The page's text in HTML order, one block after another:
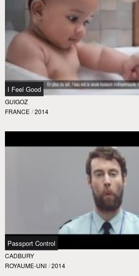
I Feel Good
GUIGOZ
FRANCE / 2014
Passport Control
CADBURY
ROYAUME-UNI / 2014